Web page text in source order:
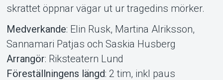
skrattet öppnar vägar ut ur tragedins mörker.
Medverkande: Elin Rusk, Martina Alriksson,
Sannamari Patjas och Saskia Husberg
Arrangör: Riksteatern Lund
Föreställningens längd: 2 tim, inkl paus